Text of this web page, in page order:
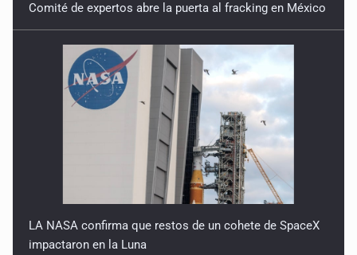
Comité de expertos abre la puerta al fracking en México
LA NASA confirma que restos de un cohete de SpaceX
impactaron en la Luna